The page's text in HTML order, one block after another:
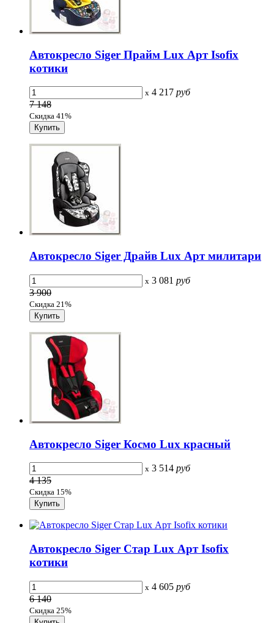
Автокресло Siger Прайм Lux Арт Isofix
котики
x 4 217 руб
7 148
Скидка 41%
Автокресло Siger Драйв Lux Арт милитари
x 3 081 руб
3 900
Скидка 21%
Автокресло Siger Космо Lux красный
x 3 514 руб
4 135
Скидка 15%
Автокресло Siger Стар Lux Арт Isofix
котики
x 4 605 руб
6 140
Скидка 25%